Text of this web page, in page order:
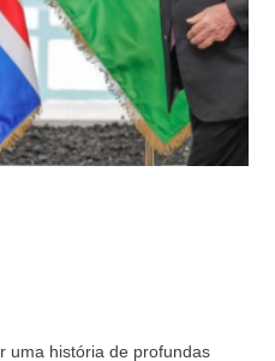
uma história de profundas